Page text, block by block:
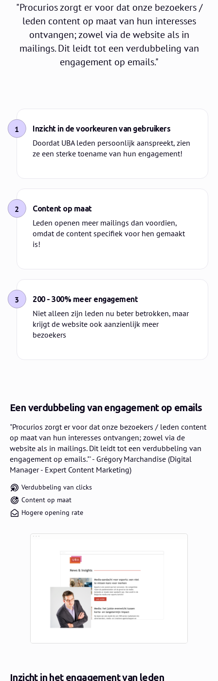
"Procurios zorgt er voor dat onze bezoekers /
leden content op maat van hun interesses
ontvangen; zowel via de website als in
mailings. Dit leidt tot een verdubbeling van
engagement op emails."
1 Inzicht in de voorkeuren van gebruikers
Doordat UBA leden persoonlijk aanspreekt, zien
ze een sterke toename van hun engagement!
2 Content op maat
Leden openen meer mailings dan voordien,
omdat de content specifiek voor hen gemaakt
is!
3 200 - 300% meer engagement
Niet alleen zijn leden nu beter betrokken, maar
krijgt de website ook aanzienlijk meer
bezoekers
Een verdubbeling van engagement op emails
"Procurios zorgt er voor dat onze bezoekers / leden content
op maat van hun interesses ontvangen; zowel via de
website als in mailings. Dit leidt tot een verdubbeling van
engagement op emails."' - Grégory Marchandise (Digital
Manager - Expert Content Marketing)
Verdubbeling van clicks
Content op maat
Hogere opening rate
Inzicht in het engagement van leden